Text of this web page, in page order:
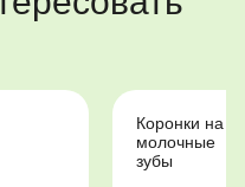
Коронки на
молочные
зубы